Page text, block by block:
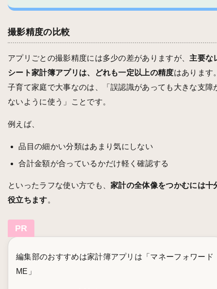
撮影精度の比較
アプリごとの撮影精度には多少の差がありますが、 主要な
シート家計簿アプリは、どれも一定以上の精度はあります
子育て家庭で大事なのは、「誤認識があっても大きな支障
ないように使う」ことです。
例えば、
品目の細かい分類はあまり気にしない
合計金額が合っているかだけ軽く確認する
といったラフな使い方でも、家計の全体像をつかむには十
役立ちます。
PR
編集部のおすすめは家計簿アプリは「マネーフォワード
ME」